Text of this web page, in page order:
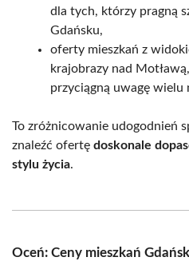
dla tych, którzy pragną
Gdańsku,
oferty mieszkań z
krajobrazy nad
przyciągną uwagę wielu
To zróżnicowanie udogodnień
znaleźć ofertę doskonale
stylu życia.
Oceń: Ceny mieszkań